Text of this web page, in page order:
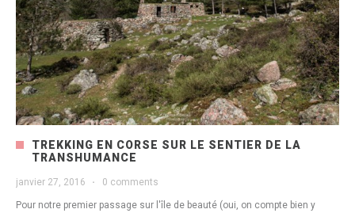
TREKKING EN CORSE SUR LE SENTIER DE LA
TRANSHUMANCE
janvier 27, 2016 · 0 comments
Pour notre premier passage sur l'île de beauté (oui, on compte bien y